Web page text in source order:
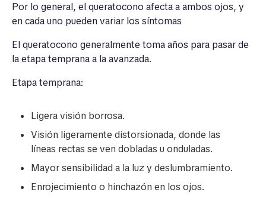
Por lo general, el queratocono afecta a ambos ojos, y
en cada uno pueden variar los síntomas
El queratocono generalmente toma años para pasar de
la etapa temprana a la avanzada.
Etapa temprana:
Ligera visión borrosa.
Visión ligeramente distorsionada, donde las
líneas rectas se ven dobladas u onduladas.
Mayor sensibilidad a la luz y deslumbramiento.
Enrojecimiento o hinchazón en los ojos.